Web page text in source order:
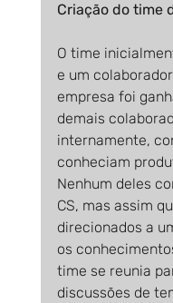
Criação do time
O time
e um
empresa foi
demais
internamente,
conheciam
Nenhum deles
CS, mas assim
direcionados a
os
time se reunia
discussões de